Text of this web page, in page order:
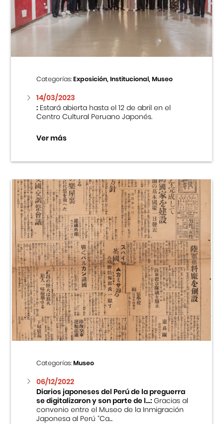
Categorías:Exposición, Institucional, Museo
14/03/2023
:Estará abierta hasta el 12 de abril en el
Centro Cultural Peruano Japonés.
Ver más
Categorías:Museo
06/12/2022
Diarios japoneses del Perú de la preguerra
se digitalizaron y son parte de l...:Gracias al
convenio entre el Museo de la Inmigración
Japonesa al Perú “Ca...